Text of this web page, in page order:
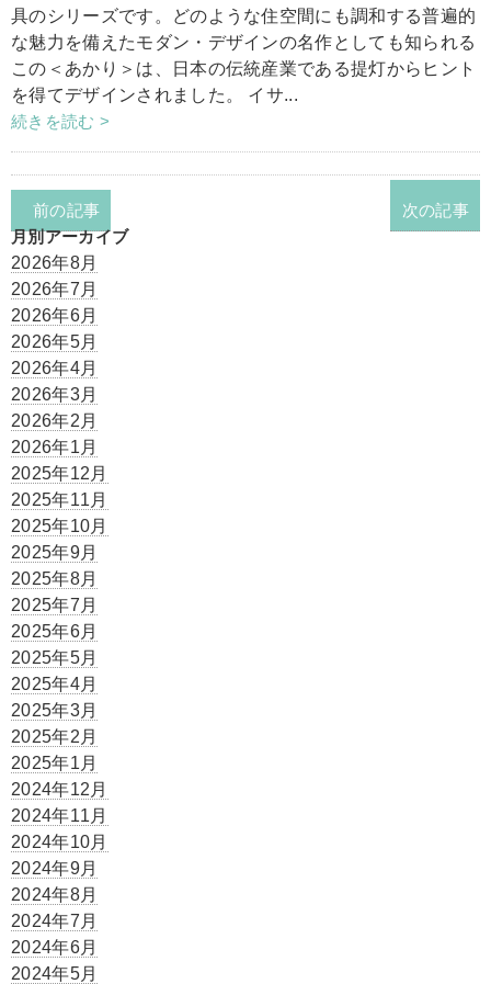
具のシリーズです。どのような住空間にも調和する普遍的
な魅力を備えたモダン・デザインの名作としても知られる
この＜あかり＞は、日本の伝統産業である提灯からヒント
を得てデザインされました。 イサ...
続きを読む >
前の記事
次の記事
月別アーカイブ
2026年8月
2026年7月
2026年6月
2026年5月
2026年4月
2026年3月
2026年2月
2026年1月
2025年12月
2025年11月
2025年10月
2025年9月
2025年8月
2025年7月
2025年6月
2025年5月
2025年4月
2025年3月
2025年2月
2025年1月
2024年12月
2024年11月
2024年10月
2024年9月
2024年8月
2024年7月
2024年6月
2024年5月